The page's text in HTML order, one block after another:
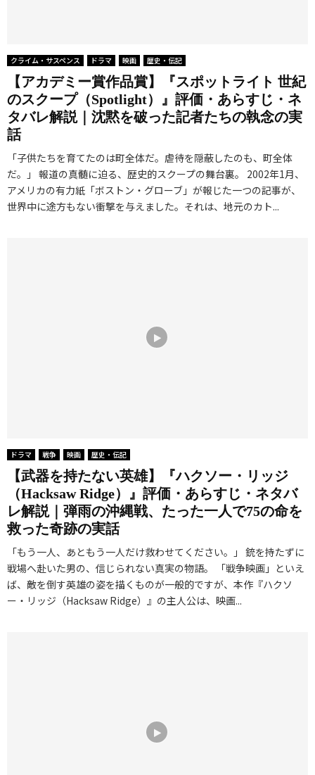
クライム・サスペンス ドラマ 映画 歴史・伝記
【アカデミー賞作品賞】『スポットライト 世紀
のスクープ（Spotlight）』評価・あらすじ・ネ
タバレ解説｜沈黙を破った記者たちの執念の実
話
「子供たちを育てたのは町全体だ。虐待を隠蔽したのも、町全体
だ。」 報道の真髄に迫る、歴史的スクープの舞台裏。 2002年1月、
アメリカの有力紙「ボストン・グローブ」が報じた一つの記事が、
世界中に途方もない衝撃を与えました。それは、地元のカト...
ドラマ 戦争 映画 歴史・伝記
【武器を持たない英雄】『ハクソー・リッジ
（Hacksaw Ridge）』評価・あらすじ・ネタバ
レ解説｜弾雨の沖縄戦、たった一人で75の命を
救った奇跡の実話
「もう一人、あともう一人だけ救わせてください。」 銃を持たずに
戦場へ赴いた男の、信じられない真実の物語。 「戦争映画」といえ
ば、敵を倒す英雄の姿を描くものが一般的ですが、本作『ハクソ
ー・リッジ（Hacksaw Ridge）』の主人公は、映画...